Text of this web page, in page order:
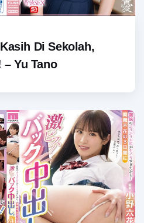
Di Sekolah,
Yu Tano